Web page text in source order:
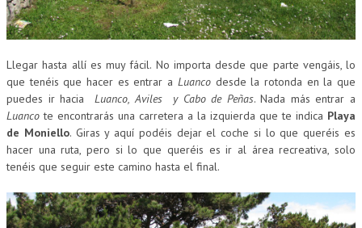
Llegar hasta allí es muy fácil. No importa desde que parte vengáis, lo
que tenéis que hacer es entrar a Luancodesde la rotonda en la que
puedes ir hacia Luanco, Aviles y Cabo de Peñas. Nada más entrar a
Luanco te encontrarás una carretera a la izquierda que te indica Playa
de Moniello. Giras y aquí podéis dejar el coche si lo que queréis es
hacer una ruta, pero si lo que queréis es ir al área recreativa, solo
tenéis que seguir este camino hasta el final.